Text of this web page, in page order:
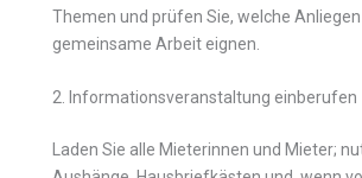
Themen und prüfen Sie, welche
gemeinsame Arbeit eignen.
2. Informationsveranstaltung einberufen
Laden Sie alle Mieterinnen und Mieter;